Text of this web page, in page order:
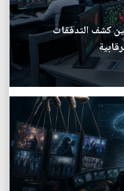
كشف التدفقات